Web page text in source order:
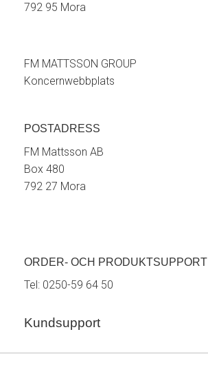
792 95 Mora
FM MATTSSON GROUP
Koncernwebbplats
POSTADRESS
FM Mattsson AB
Box 480
792 27 Mora
ORDER- OCH PRODUKTSUPPORT
Tel: 0250-59 64 50
Kundsupport